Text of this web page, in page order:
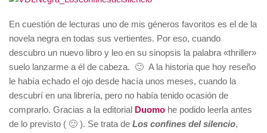
Colaboran
Contacto
En cuestión de lecturas uno de mis géneros favoritos es el de la
novela negra en todas sus vertientes. Por eso, cuando
descubro un nuevo libro y leo en su sinopsis la palabra «thriller»
suelo lanzarme a él de cabeza. 🙂 A la historia que hoy reseño
le había echado el ojo desde hacía unos meses, cuando la
descubrí en una librería, pero no había tenido ocasión de
comprarlo. Gracias a la editorial Duomo he podido leerla antes
de lo previsto ( 🙂 ). Se trata de Los confines del silencio,